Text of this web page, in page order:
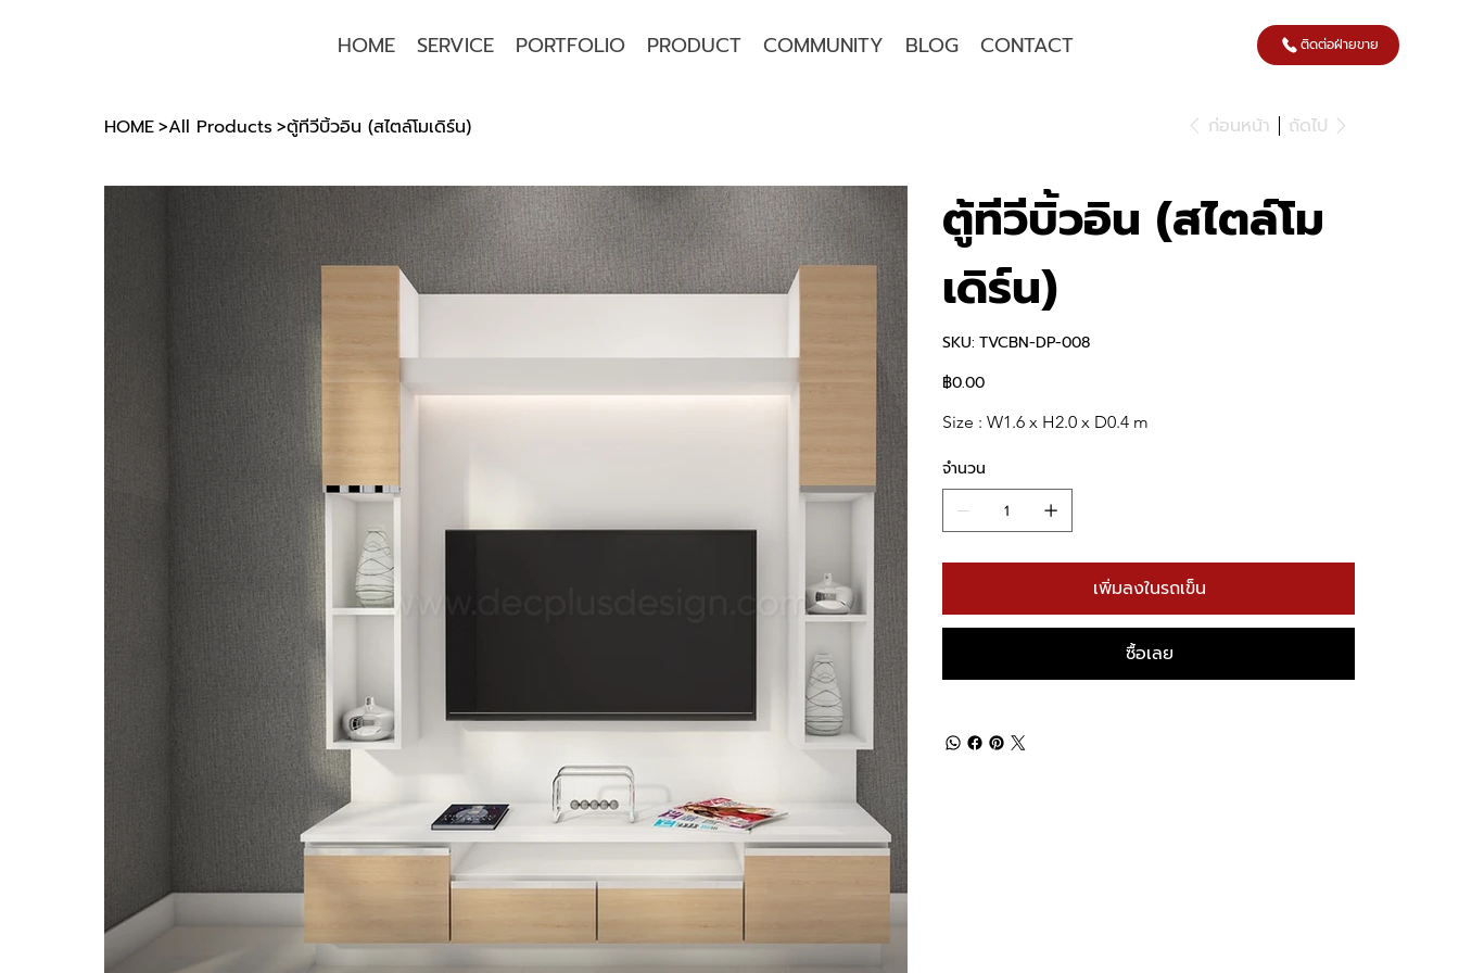
HOME SERVICE PORTFOLIO PRODUCT COMMUNITY BLOG CONTACT ติดต่อฝ่ายขาย
HOME>All Products >ตู้ทีวีบิ้วอิน (สไตล์โมเดิร์น) ก่อนหน้า ถัดไป
ตู้ทีวีบิ้วอิน (สไตล์โม
เดิร์น)
SKU: SKU
TVCBN-
TVCBN-DP-008
ราคา
฿0.00
Size : W1.6 x H2.0 x D0.4 m
จำนวน
เพิ่มลงในรถเข็น
ซื้อเลย